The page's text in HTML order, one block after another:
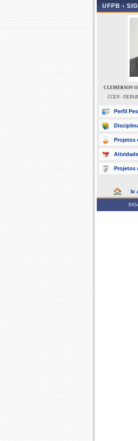
UFPB ›
CLEMERSON
CCEN -
Perfil
Projetos
Projetos
Ir